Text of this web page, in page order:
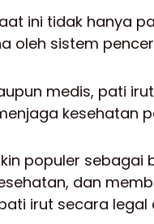
ini tidak hanya
oleh sistem
medis, pati
kesehatan
populer
dan
irut secara legal